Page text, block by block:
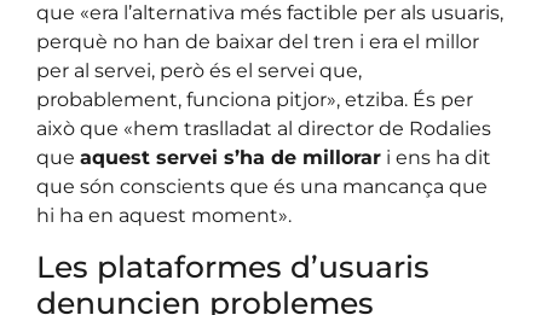
que «era l’alternativa més factible per als usuaris,
perquè no han de baixar del tren i era el millor
per al servei, però és el servei que,
probablement, funciona pitjor», etziba. És per
això que «hem traslladat al director de Rodalies
que aquest servei s’ha de millorar i ens ha dit
que són conscients que és una mancança que
hi ha en aquest moment».
Les plataformes d’usuaris
denuncien problemes